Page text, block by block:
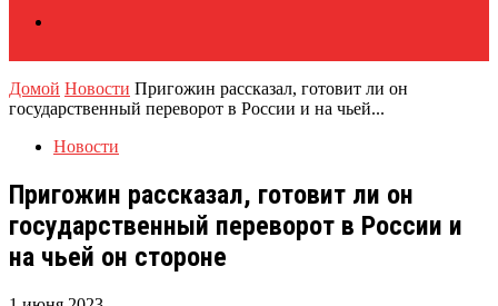
Домой Новости Пригожин рассказал, готовит ли он
государственный переворот в России и на чьей...
Новости
Пригожин рассказал, готовит ли он
государственный переворот в России и
на чьей он стороне